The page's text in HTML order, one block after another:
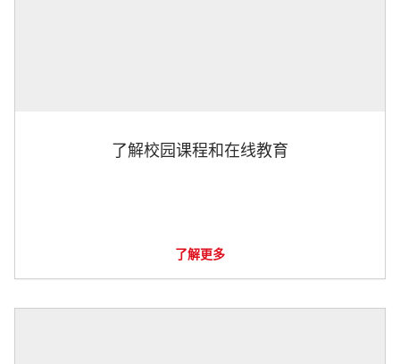
了解校园课程和在线教育
了解更多